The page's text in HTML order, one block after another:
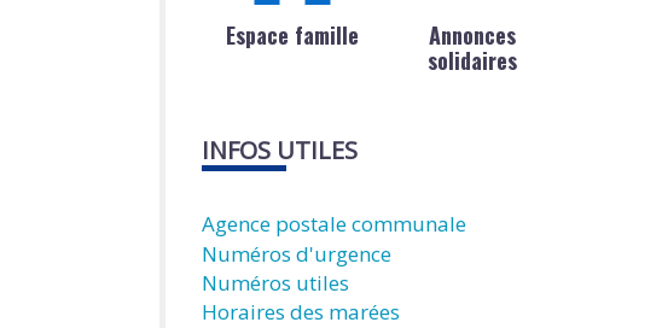
Espace famille
Annonces
solidaires
INFOS UTILES
Agence postale communale
Numéros d'urgence
Numéros utiles
Horaires des marées